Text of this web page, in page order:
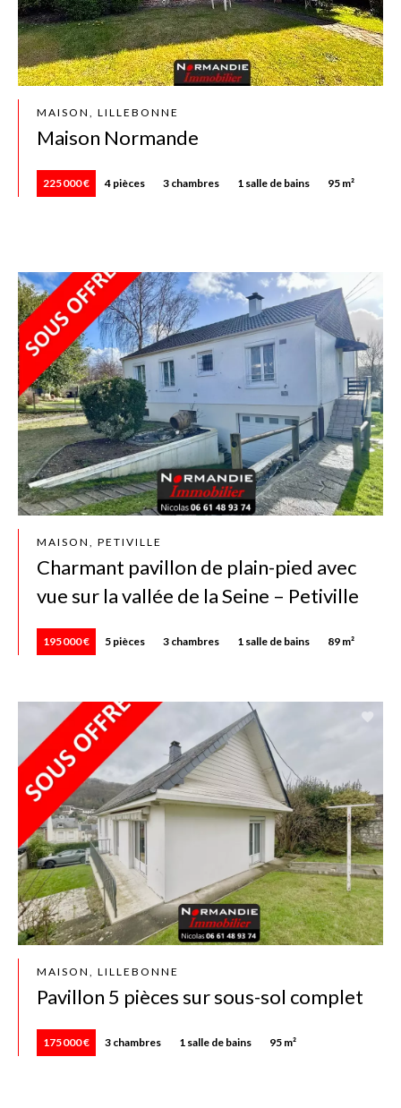
MAISON, LILLEBONNE
Maison Normande
225 000 € 4 pièces 3 chambres 1 salle de bains 95 m²
MAISON, PETIVILLE
Charmant pavillon de plain-pied avec
vue sur la vallée de la Seine – Petiville
195 000 € 5 pièces 3 chambres 1 salle de bains 89 m²
MAISON, LILLEBONNE
Pavillon 5 pièces sur sous-sol complet
175 000 € 3 chambres 1 salle de bains 95 m²